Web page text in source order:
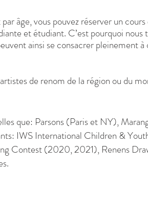
âge, vous pouvez réserver un cours
et étudiant. C’est pourquoi nous
ainsi se consacrer pleinement à
de renom de la région ou du
que: Parsons (Paris et NY),
IWS International Children &
Contest (2020, 2021), Renens